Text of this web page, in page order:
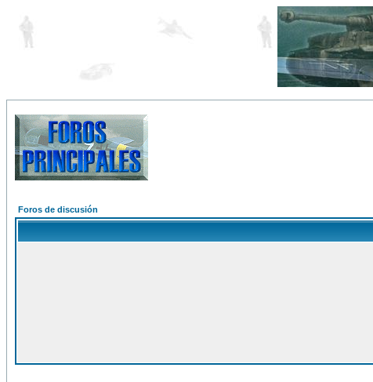
Foros de discusión